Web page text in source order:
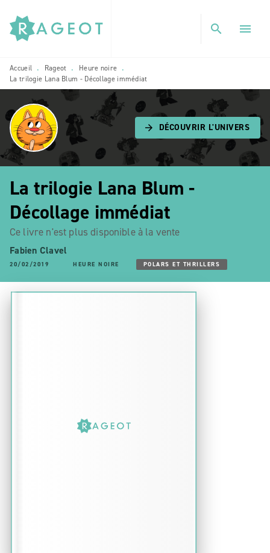
MENU RECHERCHE
PIED DE PAGE
search menu
Accueil • Rageot • Heure noire •
La trilogie Lana Blum - Décollage immédiat
arrow_forward DÉCOUVRIR L'UNIVERS
La trilogie Lana Blum -
Décollage immédiat
Ce livre n'est plus disponible à la vente
Fabien Clavel
20/02/2019 HEURE NOIRE POLARS ET THRILLERS